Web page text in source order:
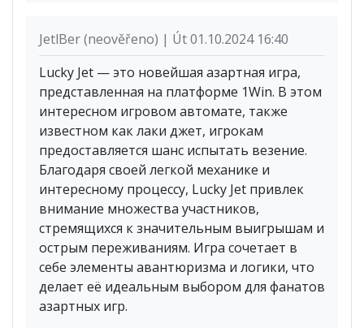
JetlBer (neověřeno) | Út 01.10.2024 16:40
Lucky Jet — это новейшая азартная игра,
представленная на платформе 1Win. В этом
интересном игровом автомате, также
известном как лаки джет, игрокам
предоставляется шанс испытать везение.
Благодаря своей легкой механике и
интересному процессу, Lucky Jet привлек
внимание множества участников,
стремящихся к значительным выигрышам и
острым переживаниям. Игра сочетает в
себе элементы авантюризма и логики, что
делает её идеальным выбором для фанатов
азартных игр.